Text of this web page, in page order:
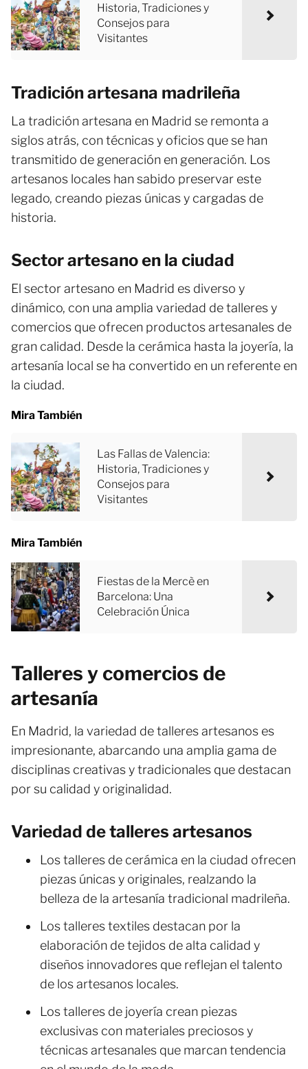
Historia, Tradiciones y
Consejos para
Visitantes
Tradición artesana madrileña
La tradición artesana en Madrid se remonta a
siglos atrás, con técnicas y oficios que se han
transmitido de generación en generación. Los
artesanos locales han sabido preservar este
legado, creando piezas únicas y cargadas de
historia.
Sector artesano en la ciudad
El sector artesano en Madrid es diverso y
dinámico, con una amplia variedad de talleres y
comercios que ofrecen productos artesanales de
gran calidad. Desde la cerámica hasta la joyería, la
artesanía local se ha convertido en un referente en
la ciudad.
Mira También
Las Fallas de Valencia:
Historia, Tradiciones y
Consejos para
Visitantes
Mira También
Fiestas de la Mercè en
Barcelona: Una
Celebración Única
Talleres y comercios de
artesanía
En Madrid, la variedad de talleres artesanos es
impresionante, abarcando una amplia gama de
disciplinas creativas y tradicionales que destacan
por su calidad y originalidad.
Variedad de talleres artesanos
Los talleres de cerámica en la ciudad ofrecen
piezas únicas y originales, realzando la
belleza de la artesanía tradicional madrileña.
Los talleres textiles destacan por la
elaboración de tejidos de alta calidad y
diseños innovadores que reflejan el talento
de los artesanos locales.
Los talleres de joyería crean piezas
exclusivas con materiales preciosos y
técnicas artesanales que marcan tendencia